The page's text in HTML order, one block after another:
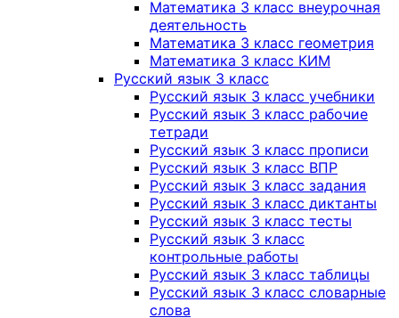
Математика 3 класс внеурочная
деятельность
Математика 3 класс геометрия
Математика 3 класс КИМ
Русский язык 3 класс
Русский язык 3 класс учебники
Русский язык 3 класс рабочие
тетради
Русский язык 3 класс прописи
Русский язык 3 класс ВПР
Русский язык 3 класс задания
Русский язык 3 класс диктанты
Русский язык 3 класс тесты
Русский язык 3 класс
контрольные работы
Русский язык 3 класс таблицы
Русский язык 3 класс словарные
слова